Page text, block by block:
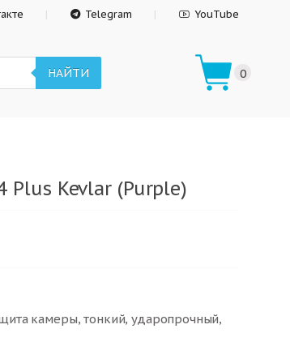
Telegram YouTube
НАЙТИ 0
Plus Kevlar (Purple)
камеры, тонкий, ударопрочный,